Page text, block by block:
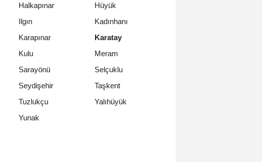
Halkapınar
Hüyük
Ilgın
Kadınhanı
Karapınar
Karatay
Kulu
Meram
Sarayönü
Selçuklu
Seydişehir
Taşkent
Tuzlukçu
Yalıhüyük
Yunak